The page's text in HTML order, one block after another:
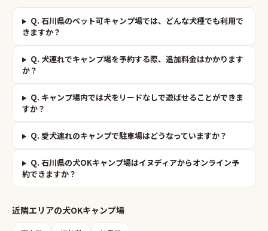
Q. 石川県のペット可キャンプ場では、どんな犬種でも利用で
きますか？
Q. 犬連れでキャンプ場を予約する際、追加料金はかかります
か？
Q. キャンプ場内では犬をリードなしで遊ばせることができま
すか？
Q. 愛犬連れのキャンプで駐車場はどうなっていますか？
Q. 石川県の犬OKキャンプ場はイヌディアからオンライン予
約できますか？
近隣エリアの犬OKキャンプ場